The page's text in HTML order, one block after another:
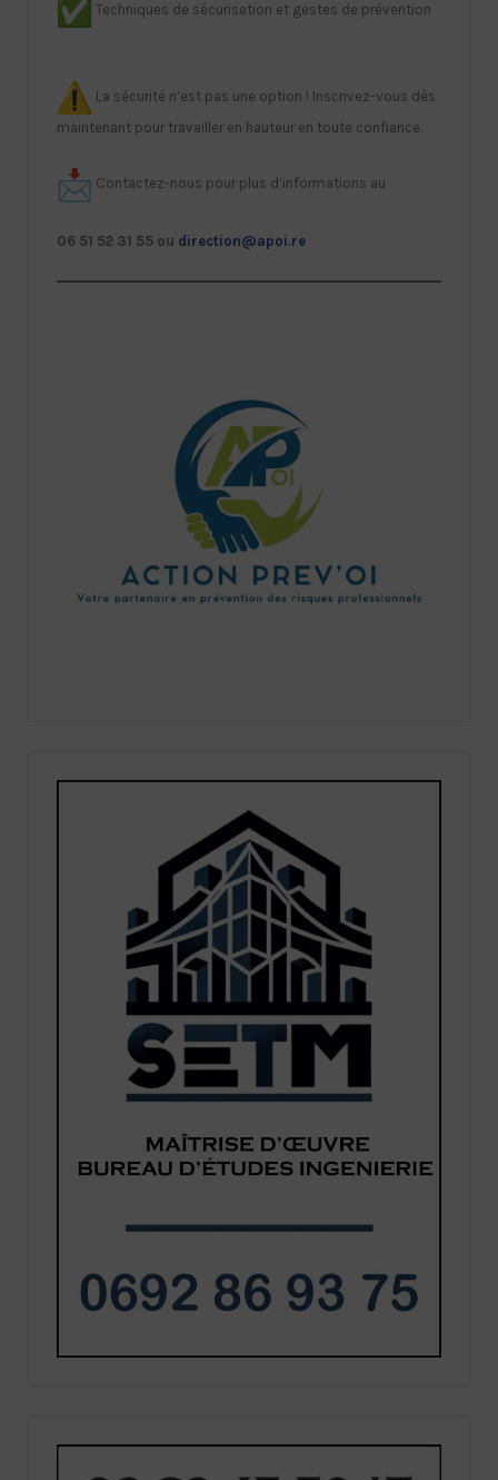
Techniques de sécurisation et gestes de prévention
La sécurité n’est pas une option ! Inscrivez-vous dès
maintenant pour travailler en hauteur en toute confiance.
Contactez-nous pour plus d’informations au
06 51 52 31 55 ou direction@apoi.re